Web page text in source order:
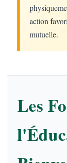
action
mutuelle.
Les